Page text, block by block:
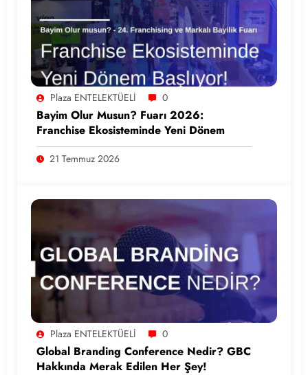
Plaza ENTELEKTÜELİ 0
Bayim Olur Musun? Fuarı 2026:
Franchise Ekosisteminde Yeni Dönem
21 Temmuz 2026
Plaza ENTELEKTÜELİ 0
Global Branding Conference Nedir? GBC
Hakkında Merak Edilen Her Şey!